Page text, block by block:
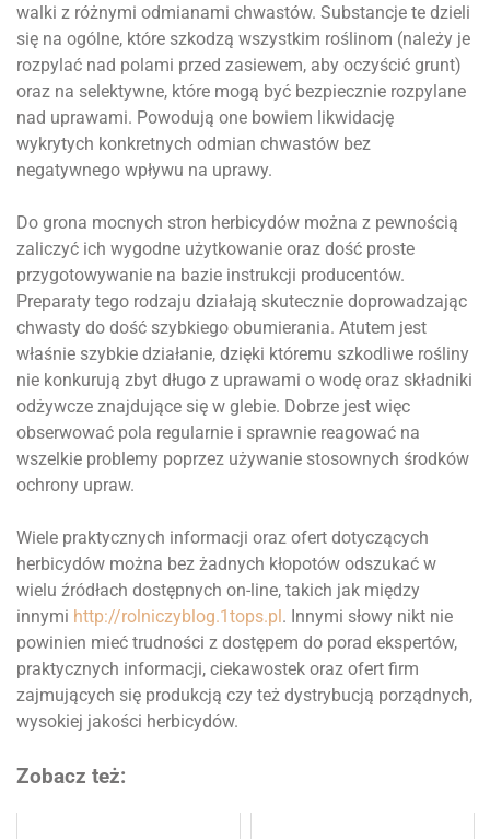
walki z różnymi odmianami chwastów. Substancje te dzieli
się na ogólne, które szkodzą wszystkim roślinom (należy je
rozpylać nad polami przed zasiewem, aby oczyścić grunt)
oraz na selektywne, które mogą być bezpiecznie rozpylane
nad uprawami. Powodują one bowiem likwidację
wykrytych konkretnych odmian chwastów bez
negatywnego wpływu na uprawy.
Do grona mocnych stron herbicydów można z pewnością
zaliczyć ich wygodne użytkowanie oraz dość proste
przygotowywanie na bazie instrukcji producentów.
Preparaty tego rodzaju działają skutecznie doprowadzając
chwasty do dość szybkiego obumierania. Atutem jest
właśnie szybkie działanie, dzięki któremu szkodliwe rośliny
nie konkurują zbyt długo z uprawami o wodę oraz składniki
odżywcze znajdujące się w glebie. Dobrze jest więc
obserwować pola regularnie i sprawnie reagować na
wszelkie problemy poprzez używanie stosownych środków
ochrony upraw.
Wiele praktycznych informacji oraz ofert dotyczących
herbicydów można bez żadnych kłopotów odszukać w
wielu źródłach dostępnych on-line, takich jak między
innymi http://rolniczyblog.1tops.pl. Innymi słowy nikt nie
powinien mieć trudności z dostępem do porad ekspertów,
praktycznych informacji, ciekawostek oraz ofert firm
zajmujących się produkcją czy też dystrybucją porządnych,
wysokiej jakości herbicydów.
Zobacz też: